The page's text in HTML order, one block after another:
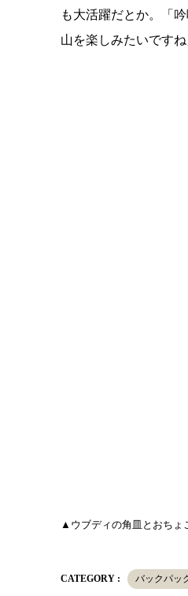
も大活躍だとか。「
山を楽しみたいですね
▲ウブディの角皿とおちょ
CATEGORY : バックパッ